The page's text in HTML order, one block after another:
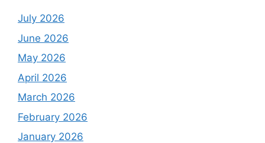
July 2026
June 2026
May 2026
April 2026
March 2026
February 2026
January 2026